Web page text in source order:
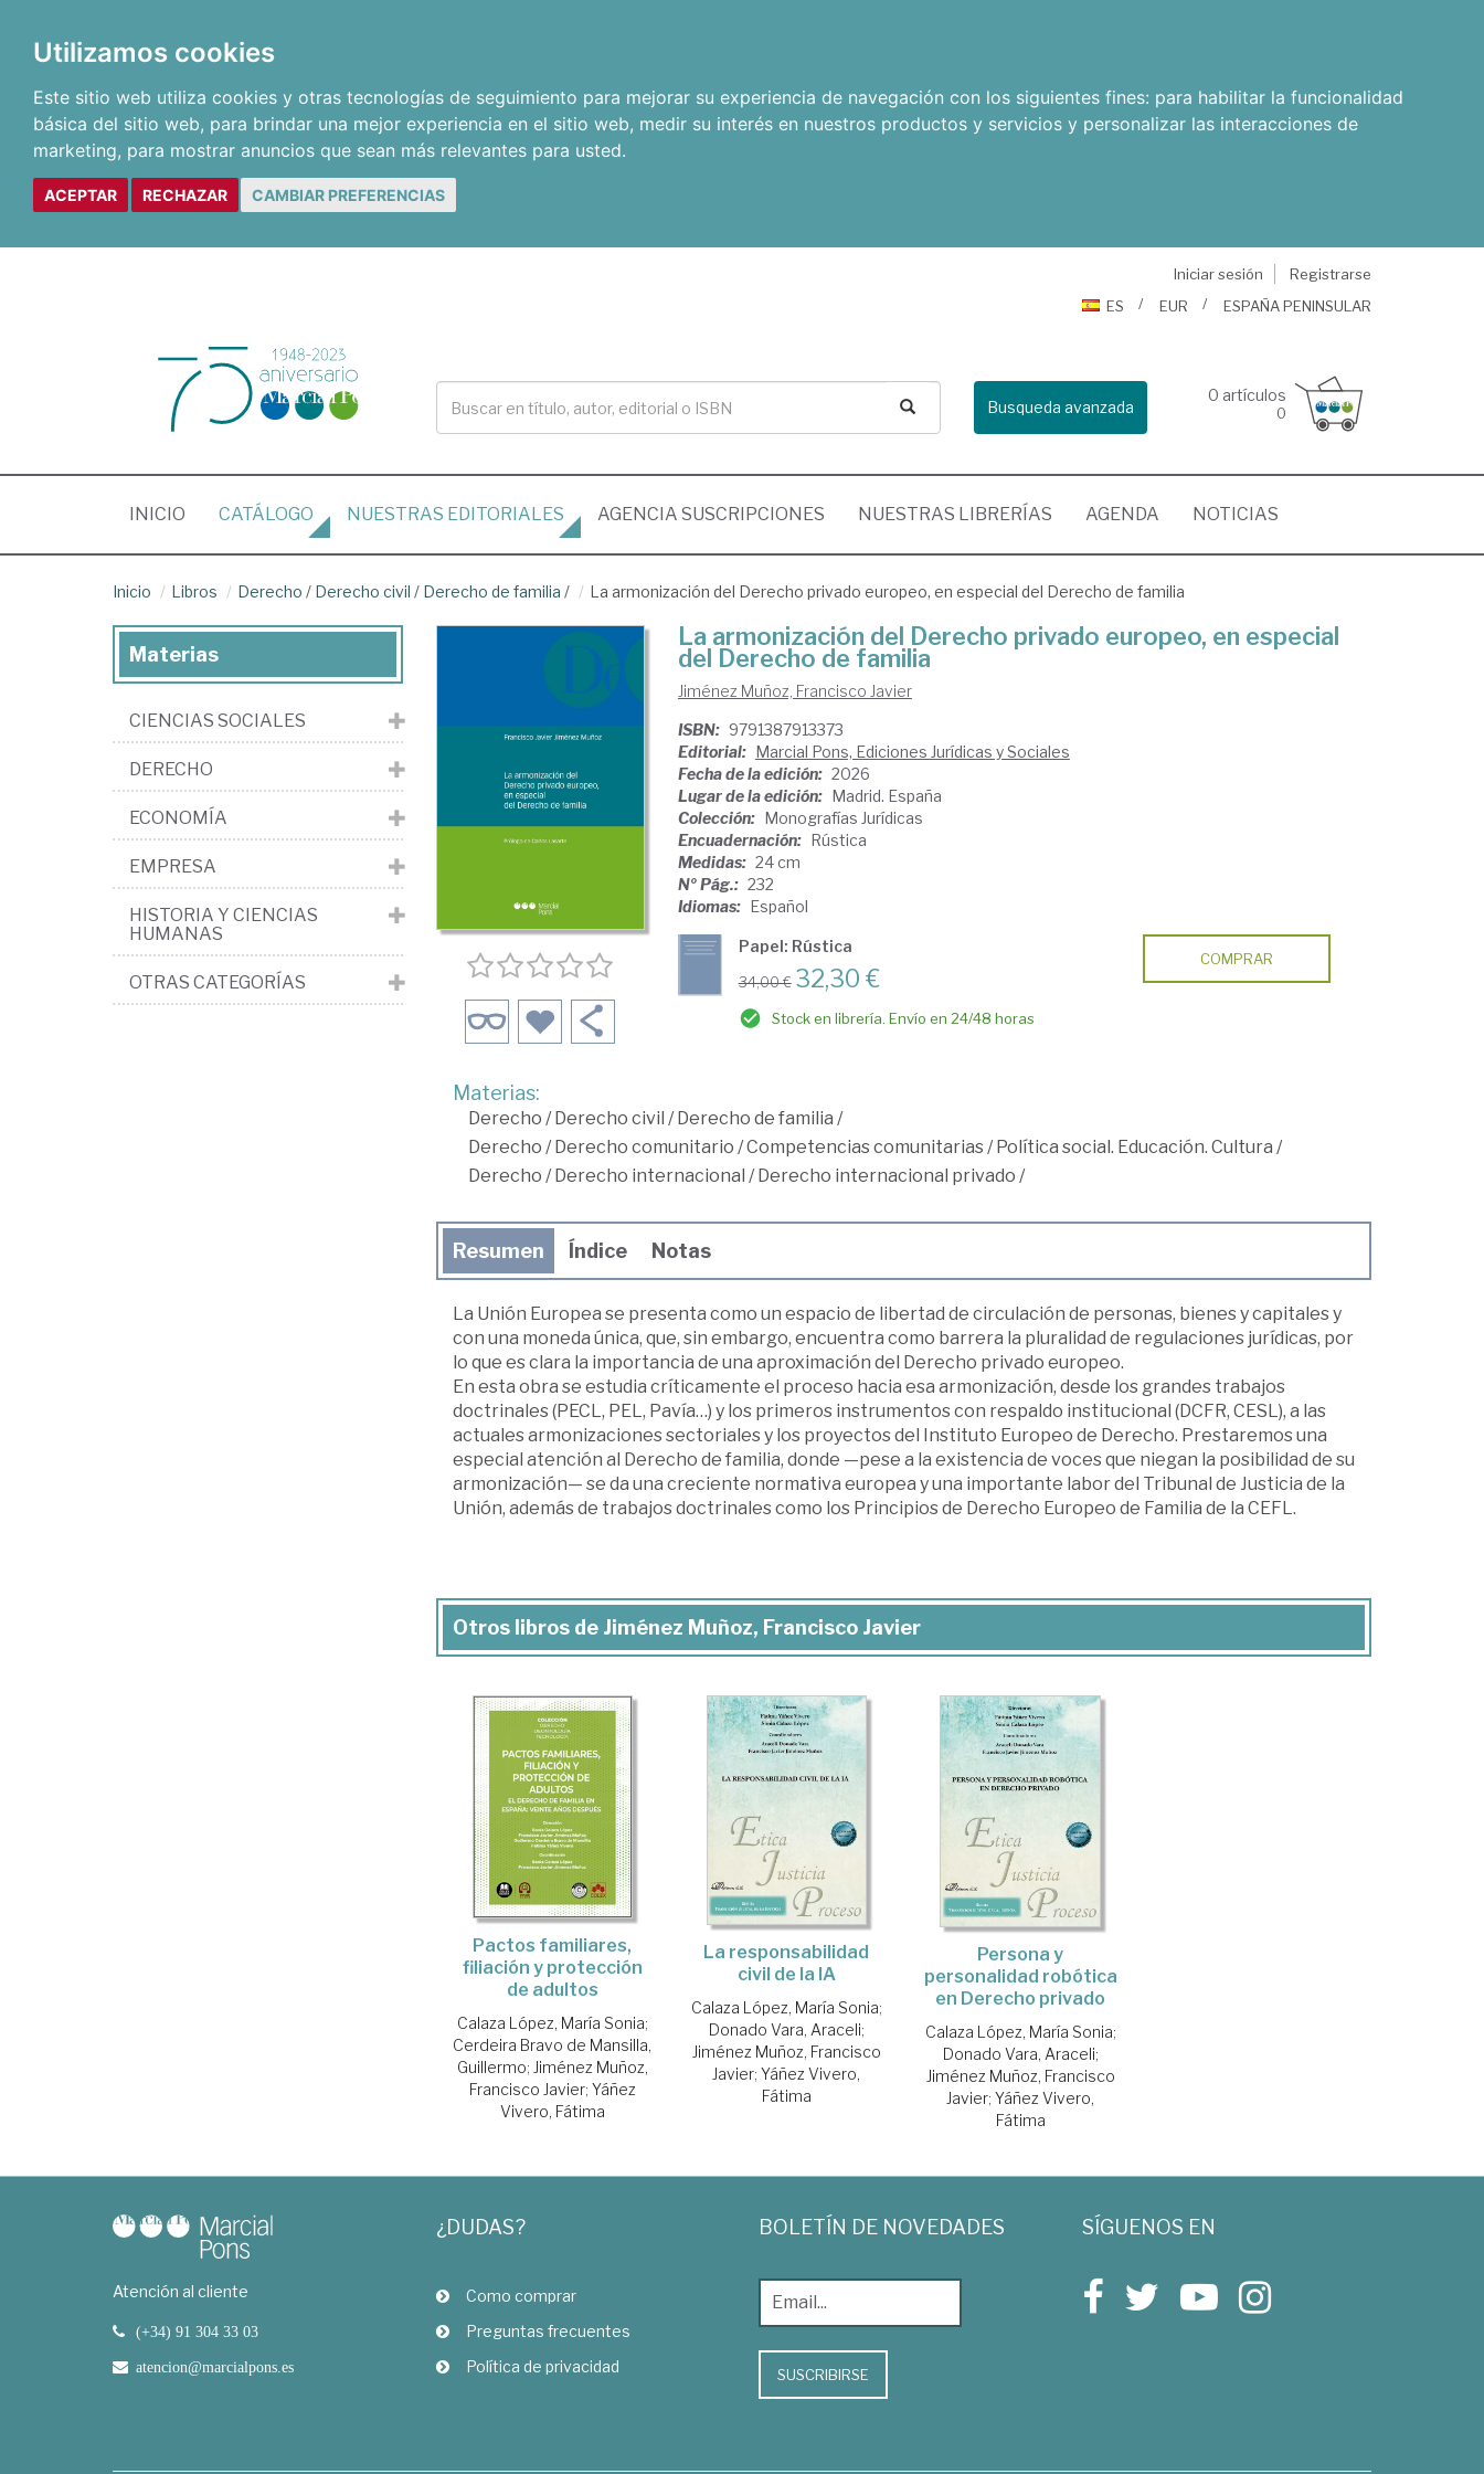
Utilizamos cookies
Este sitio web utiliza cookies y otras tecnologías de seguimiento para mejorar su experiencia de navegación con los siguientes fines: para habilitar la funcionalidad
básica del sitio web, para brindar una mejor experiencia en el sitio web, medir su interés en nuestros productos y servicios y personalizar las interacciones de
marketing, para mostrar anuncios que sean más relevantes para usted.
ACEPTAR RECHAZAR CAMBIAR PREFERENCIAS
Iniciar sesión
Registrarse
ES
EUR ESPAÑA PENINSULAR
Busqueda avanzada
0 artículos
0
INICIO (CURRENT)
CATÁLOGO NUESTRAS EDITORIALES AGENCIA SUSCRIPCIONES NUESTRAS LIBRERÍAS AGENDA NOTICIAS
Inicio Libros Derecho / Derecho civil / Derecho de familia / La armonización del Derecho privado europeo, en especial del Derecho de familia
La armonización del Derecho privado europeo, en especial
del Derecho de familia
Jiménez Muñoz, Francisco Javier
ISBN: 9791387913373
Editorial: Marcial Pons, Ediciones Jurídicas y Sociales
Fecha de la edición: 2026
Lugar de la edición: Madrid. España
Colección: Monografías Jurídicas
Encuadernación: Rústica
Medidas: 24 cm
Nº Pág.: 232
Idiomas: Español
Papel: Rústica
34,00 € 32,30 €
Stock en librería. Envío en 24/48 horas
COMPRAR
Materias:
Derecho /Derecho civil /Derecho de familia /
Derecho /Derecho comunitario /Competencias comunitarias/Política social. Educación. Cultura /
Derecho /Derecho internacional /Derecho internacional privado /
Resumen Índice Notas
La Unión Europea se presenta como un espacio de libertad de circulación de personas, bienes y capitales y
con una moneda única, que, sin embargo, encuentra como barrera la pluralidad de regulaciones jurídicas, por
lo que es clara la importancia de una aproximación del Derecho privado europeo.
En esta obra se estudia críticamente el proceso hacia esa armonización, desde los grandes trabajos
doctrinales (PECL, PEL, Pavía…) y los primeros instrumentos con respaldo institucional (DCFR, CESL), a las
actuales armonizaciones sectoriales y los proyectos del Instituto Europeo de Derecho. Prestaremos una
especial atención al Derecho de familia, donde —pese a la existencia de voces que niegan la posibilidad de su
armonización— se da una creciente normativa europea y una importante labor del Tribunal de Justicia de la
Unión, además de trabajos doctrinales como los Principios de Derecho Europeo de Familia de la CEFL.
Otros libros de Jiménez Muñoz, Francisco Javier
Pactos familiares,
filiación y protección
de adultos
Calaza López, María Sonia;
Cerdeira Bravo de Mansilla,
Guillermo; Jiménez Muñoz,
Francisco Javier; Yáñez
Vivero, Fátima
La responsabilidad
civil de la IA
Calaza López, María Sonia;
Donado Vara, Araceli;
Jiménez Muñoz, Francisco
Javier;Yáñez Vivero,
Fátima
Persona y
personalidad robótica
en Derecho privado
Calaza López, María Sonia;
Donado Vara, Araceli;
Jiménez Muñoz, Francisco
Javier;Yáñez Vivero,
Fátima
Materias
CIENCIAS SOCIALES
DERECHO
ECONOMÍA
EMPRESA
HISTORIA Y CIENCIAS
HUMANAS
OTRAS CATEGORÍAS
Atención al cliente
(+34) 91 304 33 03
atencion@marcialpons.es
¿DUDAS?
Como comprar
Preguntas frecuentes
Política de privacidad
BOLETÍN DE NOVEDADES
SUSCRIBIRSE
SÍGUENOS EN